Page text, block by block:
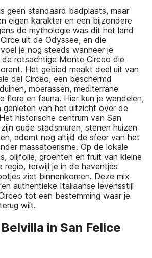
geen standaard badplaats, maar
eigen karakter en een bijzondere
de mythologie was dit het land
uit de Odyssee, en die
je nog steeds wanneer je
rotsachtige Monte Circeo die
Het gebied maakt deel uit van
del Circeo, een beschermd
moerassen, mediterrane
flora en fauna. Hier kun je wandelen,
van het uitzicht over de
historische centrum van San
oude stadsmuren, stenen huizen
ademt nog altijd de sfeer van het
massatoerisme. Op de lokale
olijfolie, groenten en fruit van kleine
regio, terwijl je in de haventjes
ziet binnenkomen. Deze mix
authentieke Italiaanse levensstijl
tot een bestemming waar je
wilt.
in San Felice